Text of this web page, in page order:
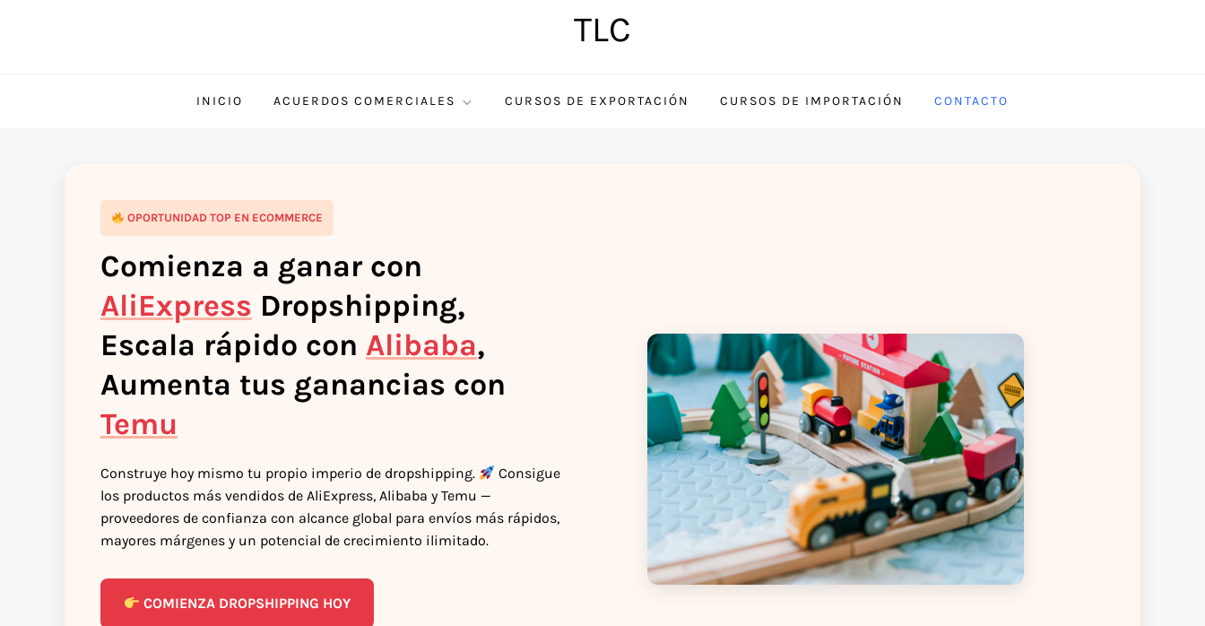
TLC
INICIO ACUERDOS COMERCIALES CURSOS DE EXPORTACIÓN CURSOS DE IMPORTACIÓN CONTACTO
OPORTUNIDAD TOP EN ECOMMERCE
Comienza a ganar con
AliExpress Dropshipping,
Escala rápido con Alibaba,
Aumenta tus ganancias con
Temu
Construye hoy mismo tu propio imperio de dropshipping.
Consigue
los productos más vendidos de AliExpress, Alibaba y Temu —
proveedores de confianza con alcance global para envíos más rápidos,
mayores márgenes y un potencial de crecimiento ilimitado.
COMIENZA DROPSHIPPING HOY